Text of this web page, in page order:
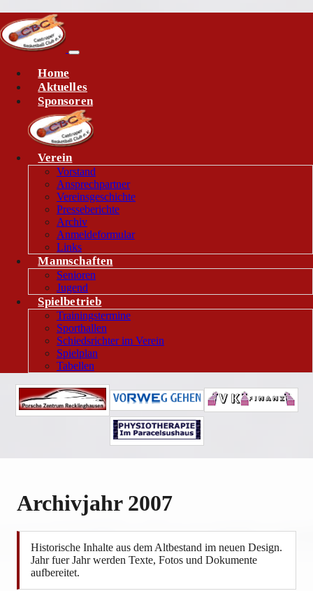
Home
Aktuelles
Sponsoren
Verein
Vorstand
Ansprechpartner
Vereinsgeschichte
Presseberichte
Archiv
Anmeldeformular
Links
Mannschaften
Senioren
Jugend
Spielbetrieb
Trainingstermine
Sporthallen
Schiedsrichter im Verein
Spielplan
Tabellen
Archivjahr 2007
Historische Inhalte aus dem Altbestand im neuen Design.
Jahr fuer Jahr werden Texte, Fotos und Dokumente
aufbereitet.